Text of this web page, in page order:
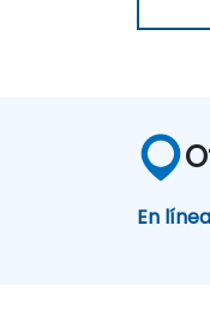
En